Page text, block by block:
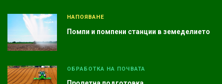
НАПОЯВАНЕ
Помпи и помпени станции в земеделието
ОБРАБОТКА НА ПОЧВАТА